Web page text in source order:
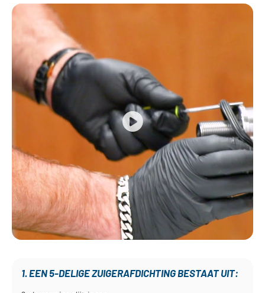
1. EEN 5-DELIGE ZUIGERAFDICHTING BESTAAT UIT: